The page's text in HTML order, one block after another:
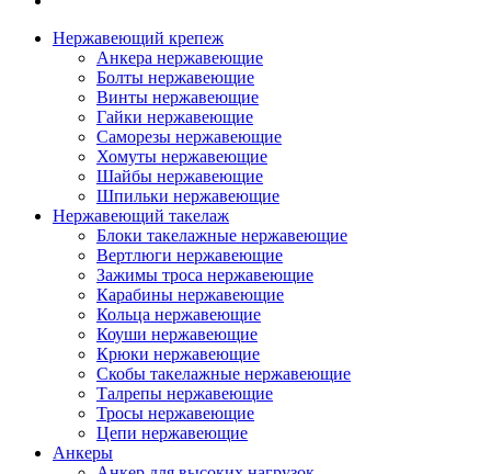
Нержавеющий крепеж
Анкера нержавеющие
Болты нержавеющие
Винты нержавеющие
Гайки нержавеющие
Саморезы нержавеющие
Хомуты нержавеющие
Шайбы нержавеющие
Шпильки нержавеющие
Нержавеющий такелаж
Блоки такелажные нержавеющие
Вертлюги нержавеющие
Зажимы троса нержавеющие
Карабины нержавеющие
Кольца нержавеющие
Коуши нержавеющие
Крюки нержавеющие
Скобы такелажные нержавеющие
Талрепы нержавеющие
Тросы нержавеющие
Цепи нержавеющие
Анкеры